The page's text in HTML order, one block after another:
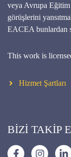
veya Avrupa
görüşlerini
EACEA bunlardan
This work is
Hizmet Şartları
BİZİ TAKİP